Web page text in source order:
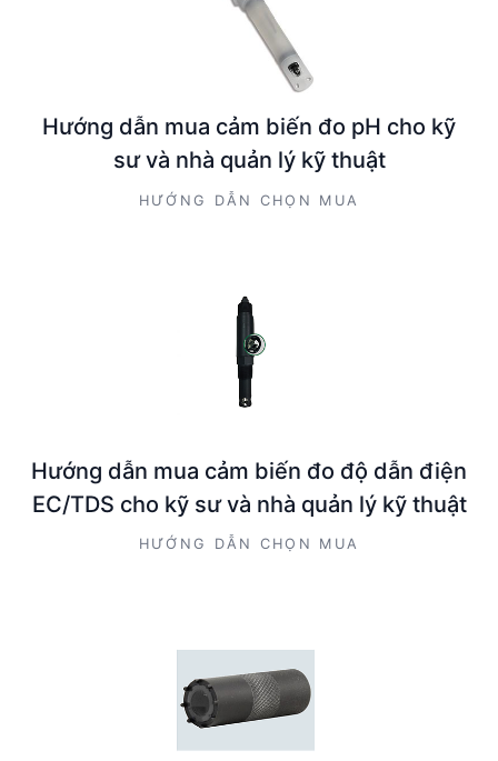
Hướng dẫn mua cảm biến đo pH cho kỹ
sư và nhà quản lý kỹ thuật
HƯỚNG DẪN CHỌN MUA
Hướng dẫn mua cảm biến đo độ dẫn điện
EC/TDS cho kỹ sư và nhà quản lý kỹ thuật
HƯỚNG DẪN CHỌN MUA